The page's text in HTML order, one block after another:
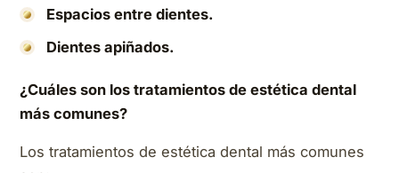
Espacios entre dientes.
Dientes apiñados.
¿Cuáles son los tratamientos de estética dental
más comunes?
Los tratamientos de estética dental más comunes